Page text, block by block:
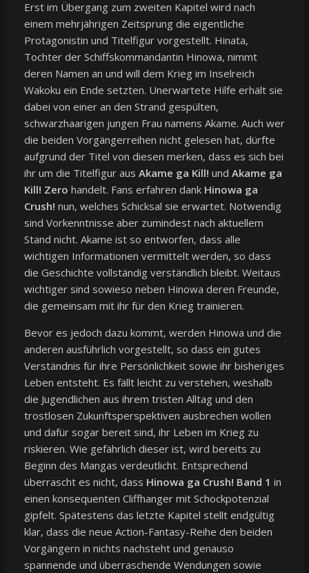
Erst im Übergang zum zweiten Kapitel wird nach
einem mehrjährigen Zeitsprung die eigentliche
Protagonistin und Titelfigur vorgestellt. Hinata,
Tochter der Schiffskommandantin Hinowa, nimmt
deren Namen an und will dem Krieg im Inselreich
Wakoku ein Ende setzten. Unerwartete Hilfe erhält sie
dabei von einer an den Strand gespülten,
schwarzhaarigen jungen Frau namens Akame. Auch wer
die beiden Vorgängerreihen nicht gelesen hat, dürfte
aufgrund der Titel von diesen merken, dass es sich bei
ihr um die Titelfigur aus Akame ga Kill! und Akame ga
Kill! Zero handelt. Fans erfahren dank Hinowa ga
Crush! nun, welches Schicksal sie erwartet. Notwendig
sind Vorkenntnisse aber zumindest nach aktuellem
Stand nicht. Akame ist so entworfen, dass alle
wichtigen Informationen vermittelt werden, so dass
die Geschichte vollständig verständlich bleibt. Weitaus
wichtiger sind sowieso neben Hinowa deren Freunde,
die gemeinsam mit ihr für den Krieg trainieren.
Bevor es jedoch dazu kommt, werden Hinowa und die
anderen ausführlich vorgestellt, so dass ein gutes
Verständnis für ihre Persönlichkeit sowie ihr bisheriges
Leben entsteht. Es fällt leicht zu verstehen, weshalb
die Jugendlichen aus ihrem tristen Alltag und den
trostlosen Zukunftsperspektiven ausbrechen wollen
und dafür sogar bereit sind, ihr Leben im Krieg zu
riskieren. Wie gefährlich dieser ist, wird bereits zu
Beginn des Mangas verdeutlicht. Entsprechend
überrascht es nicht, dass Hinowa ga Crush! Band 1 in
einen konsequenten Cliffhanger mit Schockpotenzial
gipfelt. Spätestens das letzte Kapitel stellt endgültig
klar, dass die neue Action-Fantasy-Reihe den beiden
Vorgängern in nichts nachsteht und genauso
spannende und überraschende Wendungen sowie